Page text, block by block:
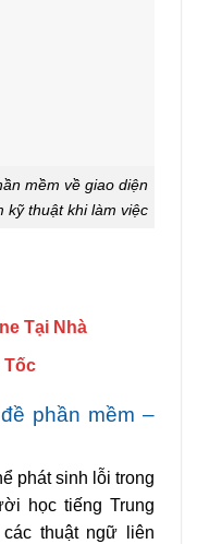
mềm về giao diện
kỹ thuật khi làm việc
Tại Nhà
Tốc
phần mềm –
phát sinh lỗi trong
học tiếng Trung
thuật ngữ liên